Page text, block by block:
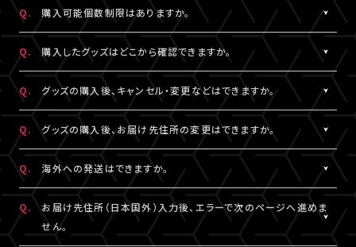
※LIVESHIPへの会員登録については ［Q:LIVESHIPを利用するに
はどうすればいいですか。］をご参照ください。
ご注文手続きが完了した時点で在庫確保となります。
ただしコンビニ決済をご利用の場合、支払い期限を過ぎると在庫
確保はリセットされますので予めご了承ください。
Q. 購入可能個数制限はありますか。
A.
公演・グッズにより異なります。グッズ商品詳細ページなどでご確
認ください。
Q. 購入したグッズはどこから確認できますか。
A.
「決済完了のお知らせ」メール、または「マイページ」内「グッズ購入
情報」よりご確認いただけます。
Q. グッズの購入後、キャンセル・変更などはできますか。
A.
お客様都合による商品購入後の注文内容の変更・キャンセル・返
品・交換は一切お受けできません。
また、一度決済を完了された決済手段を変更することもできません
のでご注意ください。
Q. グッズの購入後、お届け先住所の変更はできますか。
A.
購入後、「マイページ」内「グッズ購入情報」にて、配送状況が「出荷
準備前」の場合に変更が可能です。
※発送先が日本国外の場合、購入後の住所変更はできません。予
めご了承ください。
Q. 海外への発送はできますか。
A.
公演・グッズにより異なります。グッズ商品詳細ページなどでご確
認ください。
Q.
お届け先住所（日本国外）入力後、エラーで次のページへ進めま
せん。